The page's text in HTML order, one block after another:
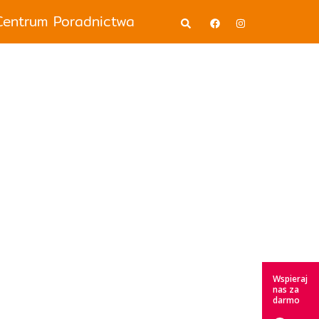
Poradnictwa Wyszukiwanie
Wspieraj
nas za
darmo